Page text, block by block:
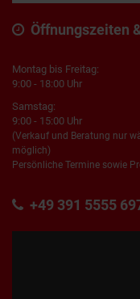
Öffnungszeiten
Montag bis Freitag:
9:00 - 18:00 Uhr
Samstag:
9:00 - 15:00 Uhr
(Verkauf und Beratung nur
möglich)
Persönliche Termine sowie
+49 391 5555